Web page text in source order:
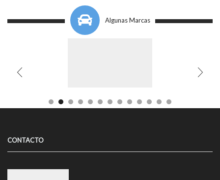
Algunas Marcas
CONTACTO